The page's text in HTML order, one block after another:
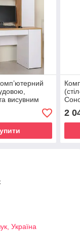
висувним
(СЛТ-10),
+ Білий
2
Україна